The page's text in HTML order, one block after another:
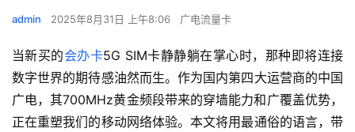
admin 2025年8月31日 上午8:06 广电流量卡
当新买的会办卡5G SIM卡静静躺在掌心时，那种即将连接
数字世界的期待感油然而生。作为国内第四大运营商的中国
广电，其700MHz黄金频段带来的穿墙能力和广覆盖优势，
正在重塑我们的移动网络体验。本文将用最通俗的语言，带